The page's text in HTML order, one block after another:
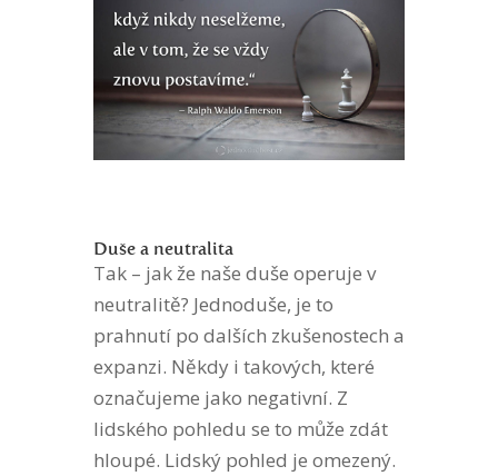
Duše a neutralita
Tak – jak že naše duše operuje v
neutralitě? Jednoduše, je to
prahnutí po dalších zkušenostech a
expanzi. Někdy i takových, které
označujeme jako negativní. Z
lidského pohledu se to může zdát
hloupé. Lidský pohled je omezený.